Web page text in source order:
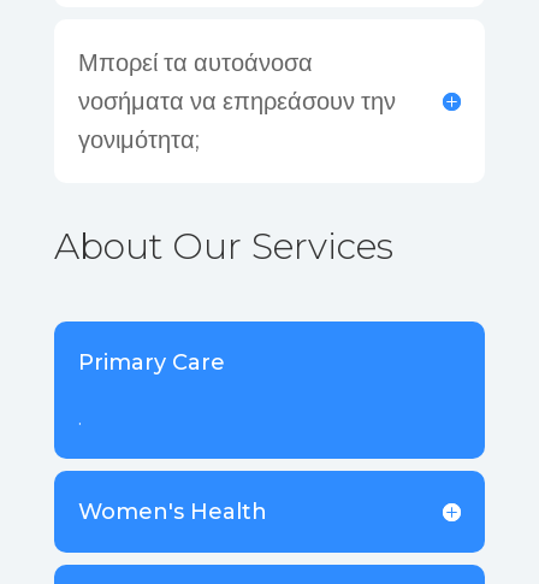
Μπορεί τα αυτοάνοσα
νοσήματα να επηρεάσουν την
γονιμότητα;
About Our Services
Primary Care
.
Women's Health